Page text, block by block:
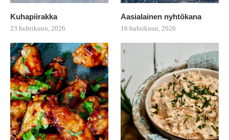
Kuhapiirakka
23 huhtikuun, 2026
Aasialainen nyhtökana
16 huhtikuun, 2026